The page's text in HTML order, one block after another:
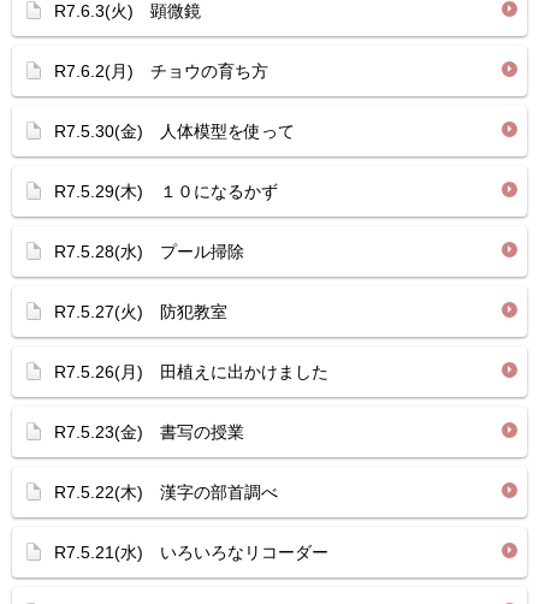
R7.6.3(火) 顕微鏡
R7.6.2(月) チョウの育ち方
R7.5.30(金) 人体模型を使って
R7.5.29(木) １０になるかず
R7.5.28(水) プール掃除
R7.5.27(火) 防犯教室
R7.5.26(月) 田植えに出かけました
R7.5.23(金) 書写の授業
R7.5.22(木) 漢字の部首調べ
R7.5.21(水) いろいろなリコーダー